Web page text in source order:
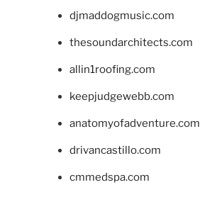
djmaddogmusic.com
thesoundarchitects.com
allin1roofing.com
keepjudgewebb.com
anatomyofadventure.com
drivancastillo.com
cmmedspa.com